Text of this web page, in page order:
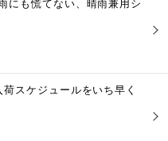
にも慌てない、晴雨兼用シ
スケジュールをいち早く